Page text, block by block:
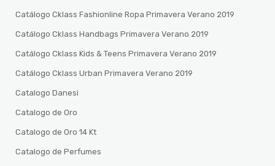
Catálogo Cklass Fashionline Ropa Primavera Verano 2019
Catálogo Cklass Handbags Primavera Verano 2019
Catálogo Cklass Kids & Teens Primavera Verano 2019
Catálogo Cklass Urban Primavera Verano 2019
Catalogo Danesi
Catalogo de Oro
Catalogo de Oro 14 Kt
Catalogo de Perfumes